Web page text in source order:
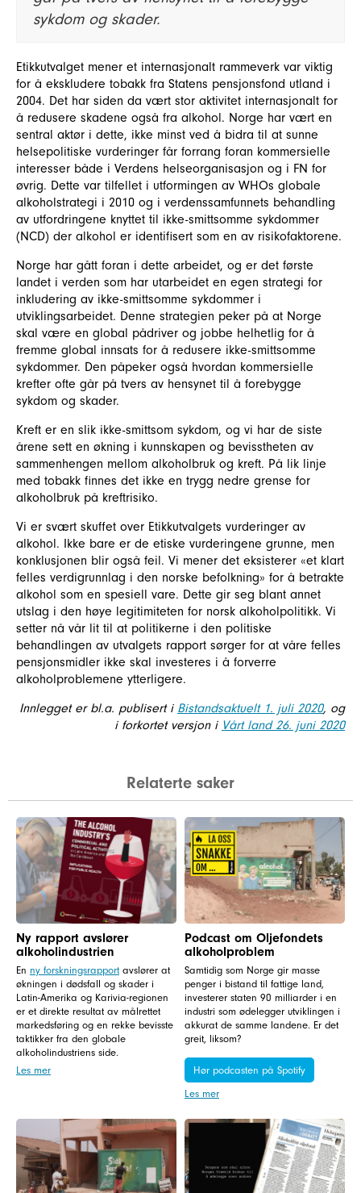
sykdom og skader.
Etikkutvalget mener et internasjonalt rammeverk var viktig
for å ekskludere tobakk fra Statens pensjonsfond utland i
2004. Det har siden da vært stor aktivitet internasjonalt for
å redusere skadene også fra alkohol. Norge har vært en
sentral aktør i dette, ikke minst ved å bidra til at sunne
helsepolitiske vurderinger får forrang foran kommersielle
interesser både i Verdens helseorganisasjon og i FN for
øvrig. Dette var tilfellet i utformingen av WHOs globale
alkoholstrategi i 2010 og i verdenssamfunnets behandling
av utfordringene knyttet til ikke-smittsomme sykdommer
(NCD) der alkohol er identifisert som en av risikofaktorene.
Norge har gått foran i dette arbeidet, og er det første
landet i verden som har utarbeidet en egen strategi for
inkludering av ikke-smittsomme sykdommer i
utviklingsarbeidet. Denne strategien peker på at Norge
skal være en global pådriver og jobbe helhetlig for å
fremme global innsats for å redusere ikke-smittsomme
sykdommer. Den påpeker også hvordan kommersielle
krefter ofte går på tvers av hensynet til å forebygge
sykdom og skader.
Kreft er en slik ikke-smittsom sykdom, og vi har de siste
årene sett en økning i kunnskapen og bevisstheten av
sammenhengen mellom alkoholbruk og kreft. På lik linje
med tobakk finnes det ikke en trygg nedre grense for
alkoholbruk på kreftrisiko.
Vi er svært skuffet over Etikkutvalgets vurderinger av
alkohol. Ikke bare er de etiske vurderingene grunne, men
konklusjonen blir også feil. Vi mener det eksisterer «et klart
felles verdigrunnlag i den norske befolkning» for å betrakte
alkohol som en spesiell vare. Dette gir seg blant annet
utslag i den høye legitimiteten for norsk alkoholpolitikk. Vi
setter nå vår lit til at politikerne i den politiske
behandlingen av utvalgets rapport sørger for at våre felles
pensjonsmidler ikke skal investeres i å forverre
alkoholproblemene ytterligere.
Innlegget er bl.a. publisert i Bistandsaktuelt 1. juli 2020, og
i forkortet versjon i Vårt land 26. juni 2020
Relaterte saker
Ny rapport avslører
alkoholindustrien
En ny forskningsrapport avslører at
økningen i dødsfall og skader i
Latin-Amerika og Karivia-regionen
er et direkte resultat av målrettet
markedsføring og en rekke bevisste
taktikker fra den globale
alkoholindustriens side.
Les mer
Podcast om Oljefondets
alkoholproblem
Samtidig som Norge gir masse
penger i bistand til fattige land,
investerer staten 90 milliarder i en
industri som ødelegger utviklingen i
akkurat de samme landene. Er det
greit, liksom?
Hør podcasten på Spotify
Les mer